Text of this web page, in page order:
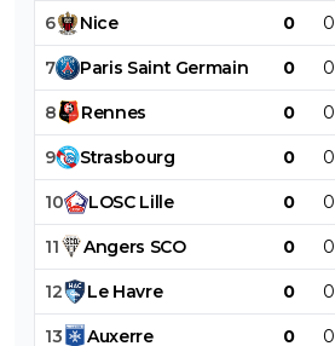
6 Nice 0 0
7 Paris Saint Germain 0 0
8 Rennes 0 0
9 Strasbourg 0 0
10 LOSC Lille 0 0
11 Angers SCO 0 0
12 Le Havre 0 0
13 Auxerre 0 0